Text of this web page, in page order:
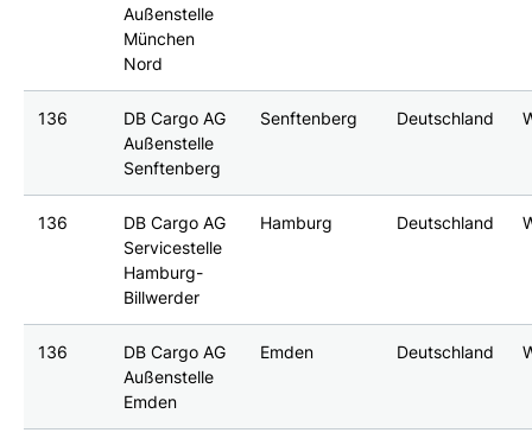
Außenstelle
München
Nord
136
DB Cargo AG
Außenstelle
Senftenberg
Senftenberg Deutschland
136
DB Cargo AG
Servicestelle
Hamburg-
Billwerder
Hamburg Deutschland
136
DB Cargo AG
Außenstelle
Emden
Emden Deutschland